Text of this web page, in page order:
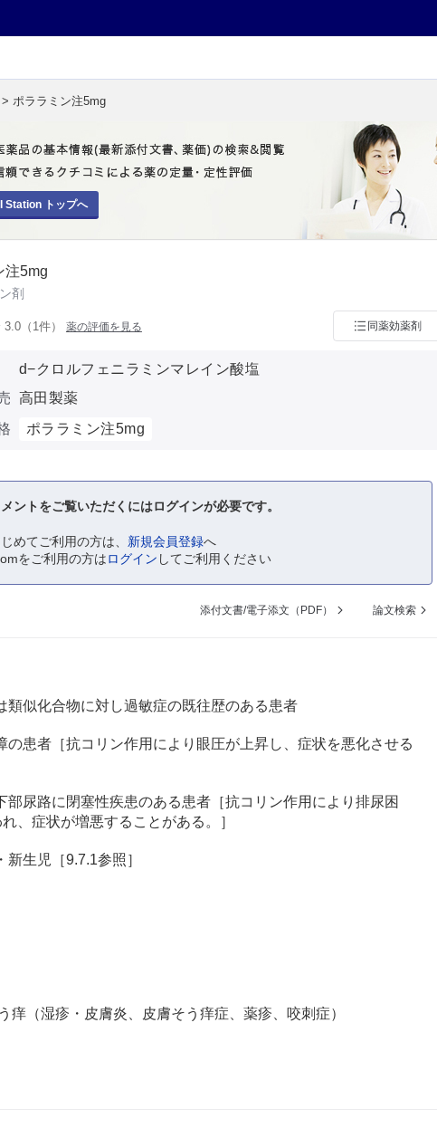
> ポララミン注5mg
Station トップへ
注5mg
剤
3.0（1件） 薬の評価を見る 同薬効薬剤
d−クロルフェニラミンマレイン酸塩
高田製薬
ポララミン注5mg
ントをご覧いただくにはログインが必要です。
めてご利用の方は、 新規会員登録へ
をご利用の方はログイン してご利用ください
添付文書/電子添文（PDF） 論文検索
似化合物に対し過敏症の既往歴のある患者
患者［抗コリン作用により眼圧が上昇し、症状を悪化させる
尿路に閉塞性疾患のある患者［抗コリン作用により排尿困
、症状が増悪することがある。］
生児［9.7.1参照］
痒（湿疹・皮膚炎、皮膚そう痒症、薬疹、咬刺症）